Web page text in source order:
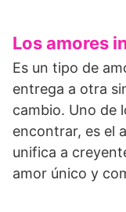
Los amores
Es un tipo de
entrega a otra
cambio. Uno de
encontrar, es el
unifica a
amor único y